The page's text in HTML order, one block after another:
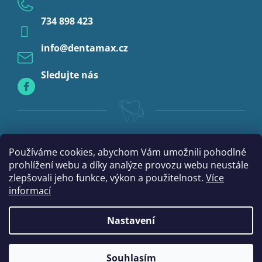
Používáme cookies, abychom Vám umožnili pohodlné
prohlížení webu a díky analýze provozu webu neustále
zlepšovali jeho funkce, výkon a použitelnost. Více
informací
Nastavení
Souhlasím
Anestezie
Profylaxe
info@dentamax.cz
734 898 423
Sledujte nás
Vytvořil Shoptet
DentaMax.cz. Všechna práva vyhrazena.